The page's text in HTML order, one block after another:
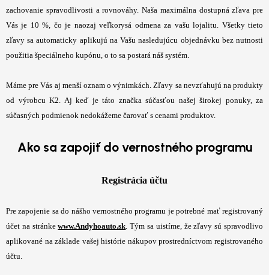
zachovanie spravodlivosti a rovnováhy. Naša maximálna dostupná zľava pre
Vás je 10 %, čo je naozaj veľkorysá odmena za vašu lojalitu. Všetky tieto
zľavy sa automaticky aplikujú na Vašu nasledujúcu objednávku bez nutnosti
použitia špeciálneho kupónu, o to sa postará náš systém.
Máme pre Vás aj menší oznam o výnimkách. Zľavy sa nevzťahujú na produkty
od výrobcu K2. Aj keď je táto značka súčasťou našej širokej ponuky, za
súčasných podmienok nedokážeme čarovať s cenami produktov.
Ako sa zapojiť do vernostného programu
Registrácia účtu
Pre zapojenie sa do nášho vernostného programu je potrebné mať registrovaný
účet na stránkewww.Andyhoauto.sk. Tým sa uistíme, že zľavy sú spravodlivo
aplikované na základe vašej histórie nákupov prostredníctvom registrovaného
účtu.